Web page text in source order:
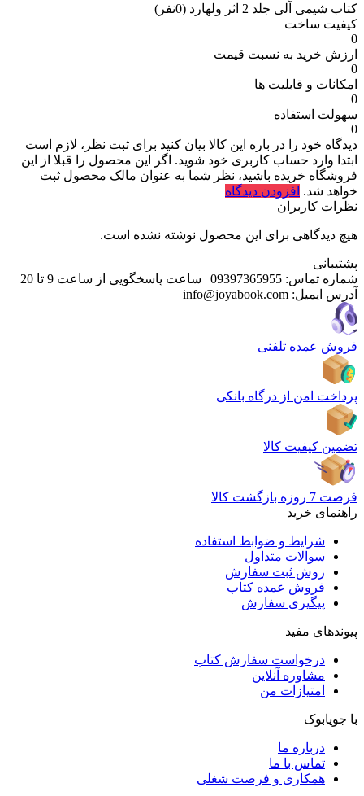
کتاب شیمی آلی جلد 2 اثر ولهارد
(0نفر)
کیفیت ساخت
0
ارزش خرید به نسبت قیمت
0
امکانات و قابلیت ها
0
سهولت استفاده
0
دیدگاه خود را در باره این کالا بیان کنید برای ثبت نظر، لازم است
ابتدا وارد حساب کاربری خود شوید. اگر این محصول را قبلا از این
فروشگاه خریده باشید، نظر شما به عنوان مالک محصول ثبت
خواهد شد. افزودن دیدگاه
نظرات کاربران
هیچ دیدگاهی برای این محصول نوشته نشده است.
پشتیبانی
شماره تماس: 09397365955
| ساعت پاسخگویی از ساعت 9 تا 20
آدرس ایمیل: info@joyabook.com
فروش عمده تلفنی
پرداخت امن از درگاه بانکی
تضمین کیفیت کالا
فرصت 7 روزه بازگشت کالا
راهنمای خرید
شرایط و ضوابط استفاده
سوالات متداول
روش ثبت سفارش
فروش عمده کتاب
پیگیری سفارش
پیوندهای مفید
درخواست سفارش کتاب
مشاوره آنلاین
امتیازات من
با جویابوک
درباره ما
تماس با ما
همکاری و فرصت شغلی